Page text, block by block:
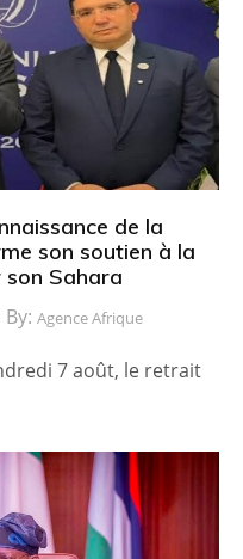
de la
son soutien à la
Sahara
Agence Afrique
7 août, le retrait